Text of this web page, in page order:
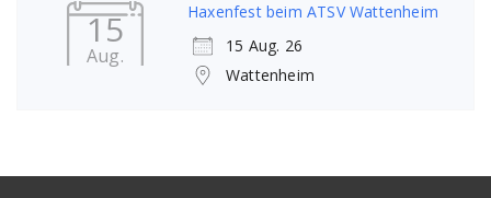
15
Aug.
Haxenfest beim ATSV Wattenheim
15 Aug. 26
Wattenheim